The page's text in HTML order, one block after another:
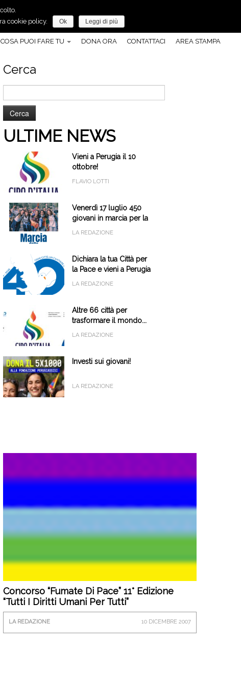
Anche tu, puoi fare molto per la pace!
COSA PUOI FARE TU DONA ORA CONTATTACI AREA STAMPA
Cerca
per:
ULTIME NEWS
Vieni a Perugia il 10
ottobre!
FLAVIO LOTTI
Venerdì 17 luglio 450
giovani in marcia per la
LA REDAZIONE
Dichiara la tua Città per
la Pace e vieni a Perugia
LA REDAZIONE
Altre 66 città per
trasformare il mondo...
LA REDAZIONE
Investi sui giovani!
LA REDAZIONE
Concorso “Fumate Di Pace” 11° Edizione
“Tutti I Diritti Umani Per Tutti”
LA REDAZIONE 10 DICEMBRE 2007
cookie policy.
Ok Leggi di più